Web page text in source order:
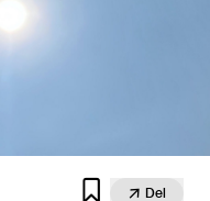
  Del